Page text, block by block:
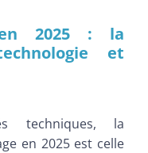
2025 : la
et
techniques, la
en 2025 est celle